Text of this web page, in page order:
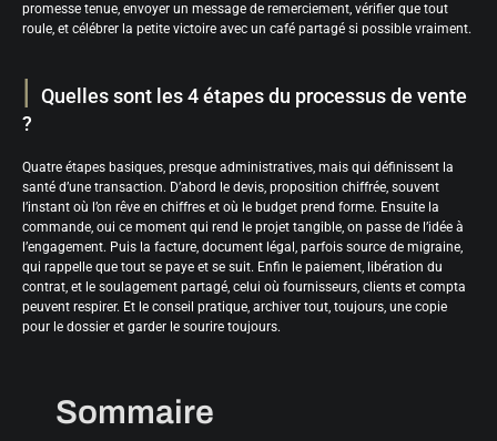
promesse tenue, envoyer un message de remerciement, vérifier que tout
roule, et célébrer la petite victoire avec un café partagé si possible vraiment.
Quelles sont les 4 étapes du processus de vente
?
Quatre étapes basiques, presque administratives, mais qui définissent la
santé d’une transaction. D’abord le devis, proposition chiffrée, souvent
l’instant où l’on rêve en chiffres et où le budget prend forme. Ensuite la
commande, oui ce moment qui rend le projet tangible, on passe de l’idée à
l’engagement. Puis la facture, document légal, parfois source de migraine,
qui rappelle que tout se paye et se suit. Enfin le paiement, libération du
contrat, et le soulagement partagé, celui où fournisseurs, clients et compta
peuvent respirer. Et le conseil pratique, archiver tout, toujours, une copie
pour le dossier et garder le sourire toujours.
Sommaire